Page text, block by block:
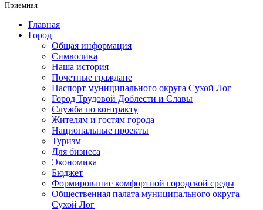
Приемная
Главная
Город
Общая информация
Символика
Наша история
Почетные граждане
Паспорт муниципального округа Сухой Лог
Город Трудовой Доблести и Славы
Служба по контракту
Жителям и гостям города
Национальные проекты
Туризм
Для бизнеса
Экономика
Бюджет
Формирование комфортной городской среды
Общественная палата муниципального округа
Сухой Лог